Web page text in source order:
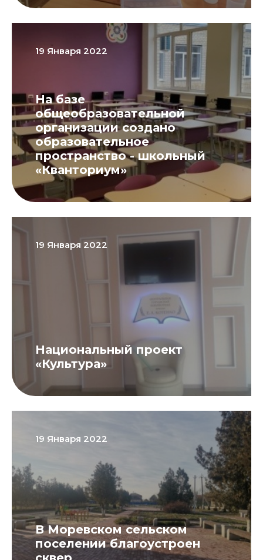
19 Января 2022
На базе
общеобразовательной
организации создано
образовательное
пространство - школьный
«Кванториум»
19 Января 2022
Национальный проект
«Культура»
19 Января 2022
В Моревском сельском
поселении благоустроен